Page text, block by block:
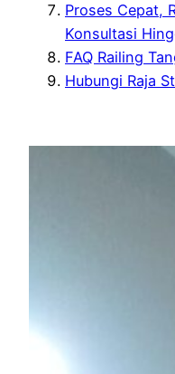
Proses Cepat,
Konsultasi
FAQ Railing
Hubungi Raja